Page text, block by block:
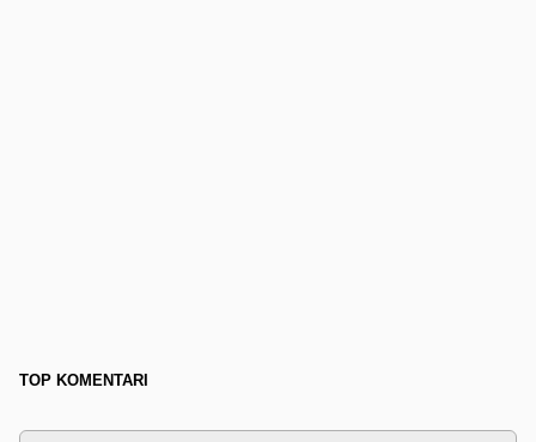
TOP KOMENTARI